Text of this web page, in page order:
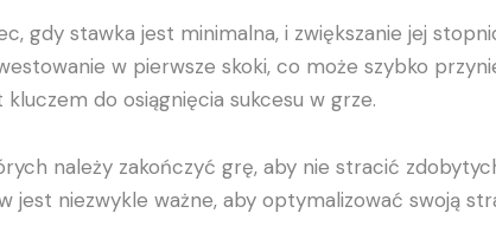
gdy stawka jest minimalna, i zwiększanie jej
w pierwsze skoki, co może szybko
do osiągnięcia sukcesu w grze.
należy zakończyć grę, aby nie stracić
jest niezwykle ważne, aby optymalizować swoją